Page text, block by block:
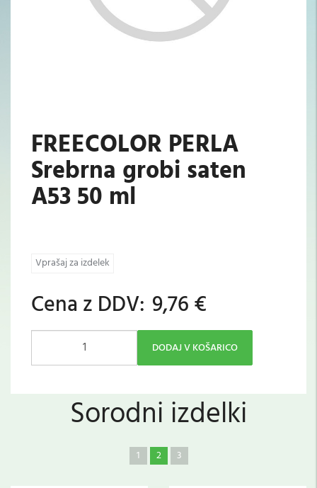
FREECOLOR PERLA
Srebrna grobi saten
A53 50 ml
Vprašaj za izdelek
Cena z DDV: 9,76 €
DODAJ V KOŠARICO
Sorodni izdelki
1 2 3